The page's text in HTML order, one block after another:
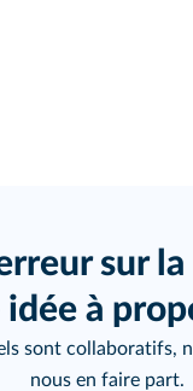
sur la
idée à
sont collaboratifs,
nous en faire part.